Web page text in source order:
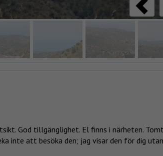
God tillgänglighet. El finns i närheten.
inte att besöka den; jag visar den för dig utan